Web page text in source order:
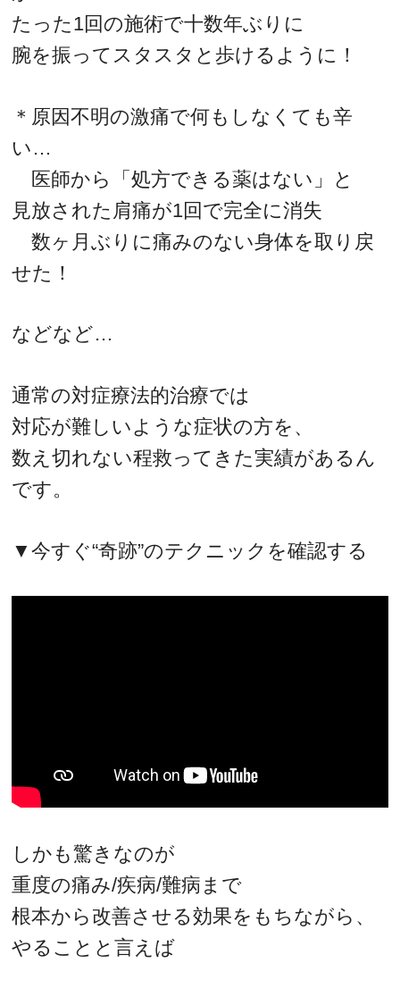
たった1回の施術で十数年ぶりに
腕を振ってスタスタと歩けるように！
＊原因不明の激痛で何もしなくても辛
い…
医師から「処方できる薬はない」と
見放された肩痛が1回で完全に消失
数ヶ月ぶりに痛みのない身体を取り戻
せた！
などなど…
通常の対症療法的治療では
対応が難しいような症状の方を、
数え切れない程救ってきた実績があるん
です。
▼今すぐ“奇跡”のテクニックを確認する
しかも驚きなのが
重度の痛み/疾病/難病まで
根本から改善させる効果をもちながら、
やることと言えば